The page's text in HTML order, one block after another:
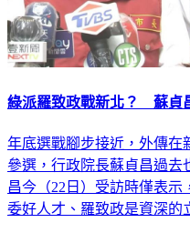
綠派羅致政戰新北？ 蘇貞
年底選戰腳步接近，外傳在
參選，行政院長蘇貞昌過去
昌今（22日）受訪時僅表
委好人才、羅致政是資深的